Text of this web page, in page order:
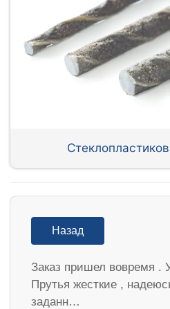
Назад
Заказ пришел вовремя .
Прутья жесткие ,
заданн…